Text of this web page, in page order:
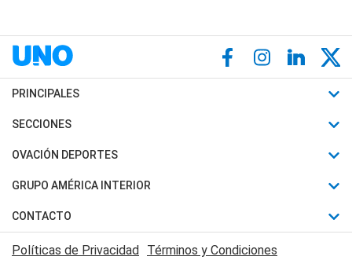
PRINCIPALES
Últimas Noticias
Política
Judiciales
Economia
SECCIONES
Horóscopo
Motores
Trucos caseros
Series y Películas
OVACIÓN DEPORTES
Fútbol
Mundial
Automovilismo
GRUPO AMÉRICA INTERIOR
Canal 7 en Vivo
CONTACTO
Acerca de Nosotros
Políticas de Privacidad Términos y Condiciones